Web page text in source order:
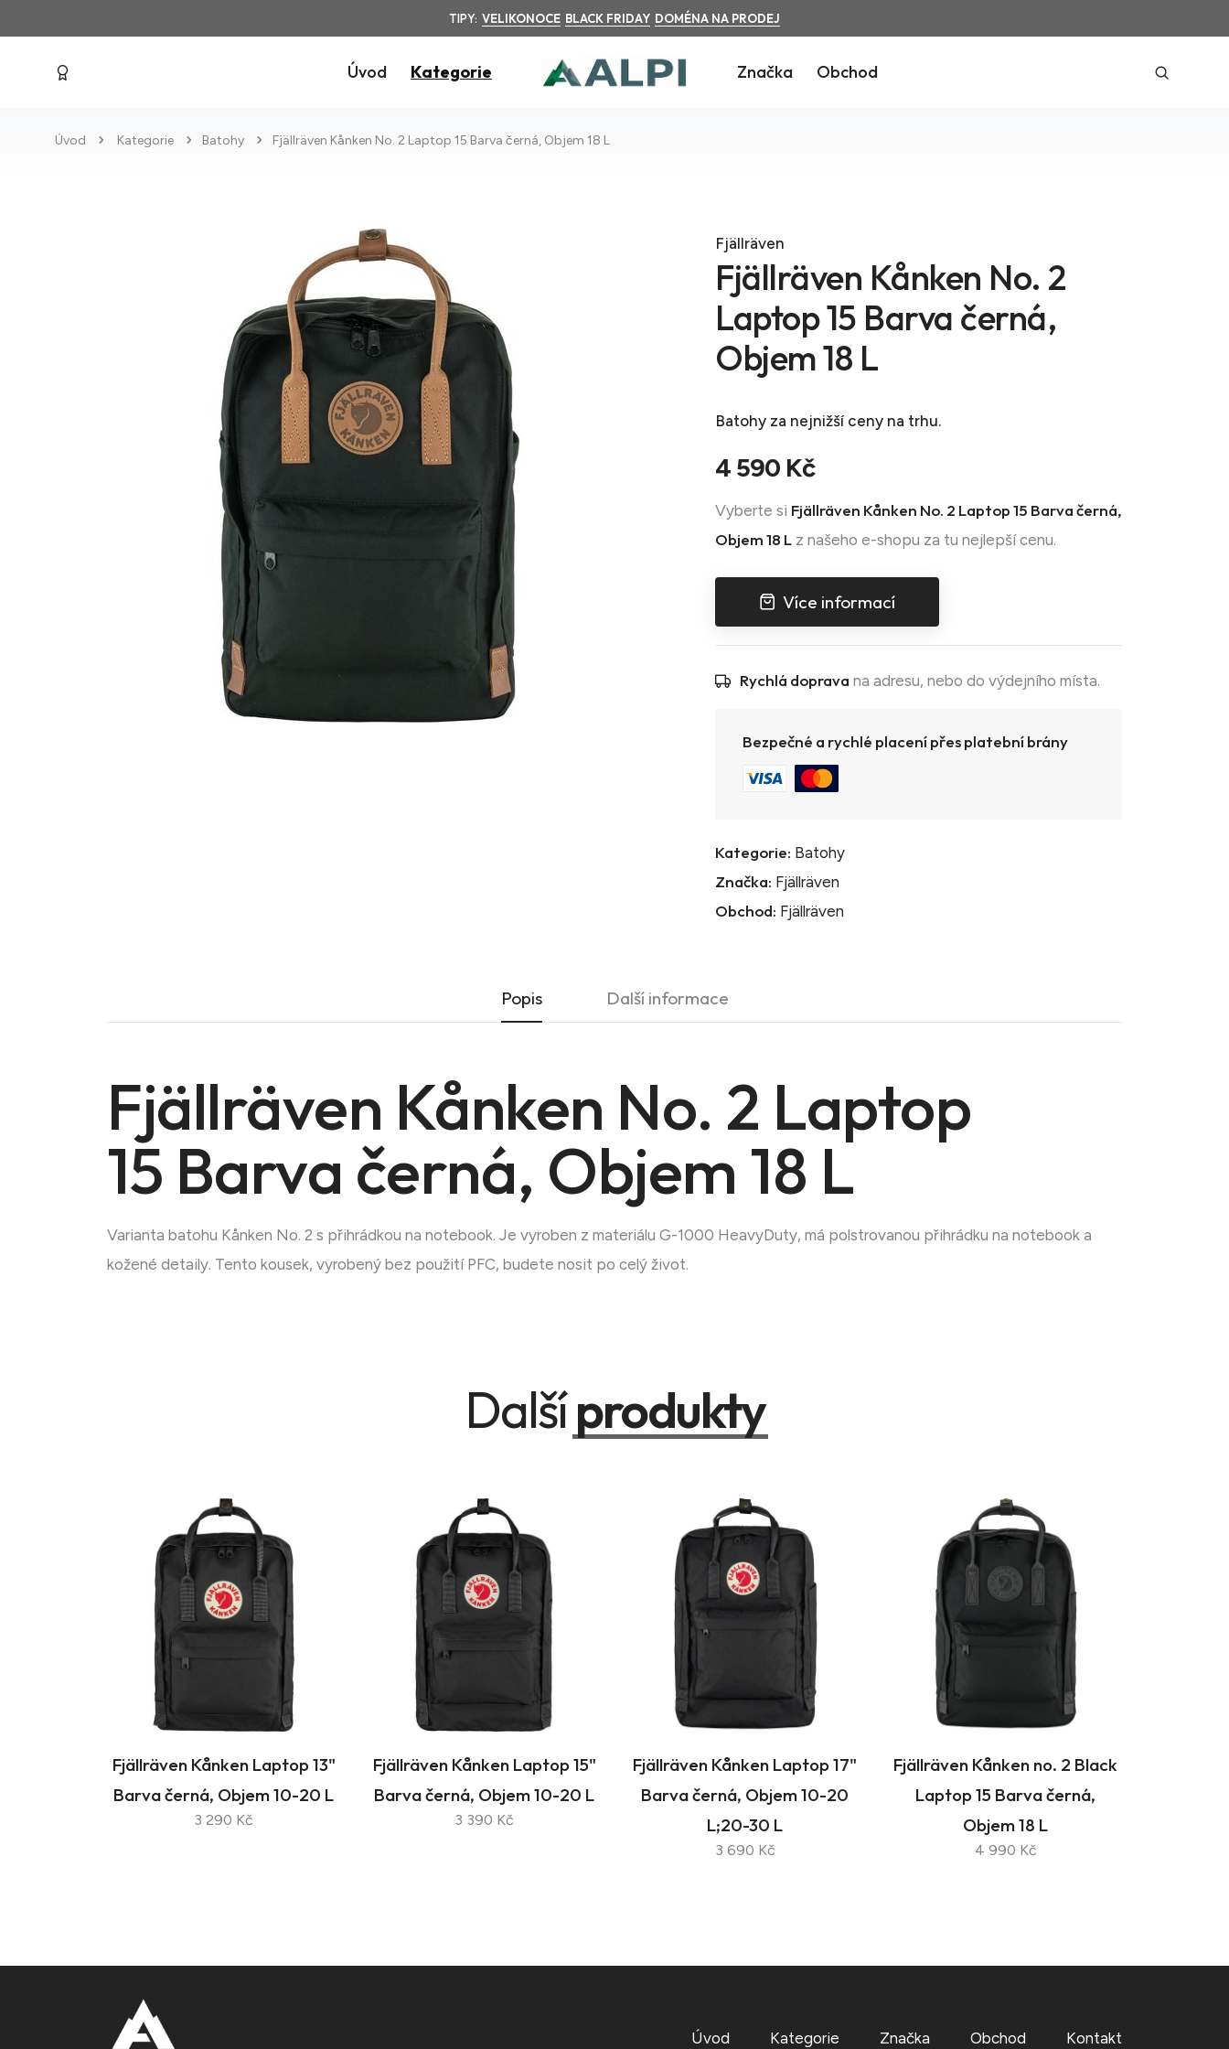
TIPY: VELIKONOCE BLACK FRIDAY DOMÉNA NA PRODEJ
Úvod Kategorie Značka Obchod
Úvod Kategorie Batohy Fjällräven Kånken No. 2 Laptop 15 Barva černá, Objem 18 L
Fjällräven
Fjällräven Kånken No. 2
Laptop 15 Barva černá,
Objem 18 L
Batohy za nejnižší ceny na trhu.
4 590 Kč
Vyberte si Fjällräven Kånken No. 2 Laptop 15 Barva černá,
Objem 18 L z našeho e-shopu za tu nejlepší cenu.
Více informací
Rychlá doprava na adresu, nebo do výdejního místa.
Bezpečné a rychlé placení přes platební brány
Kategorie: Batohy
Značka: Fjällräven
Obchod: Fjällräven
Popis Další informace
Fjällräven Kånken No. 2 Laptop
15 Barva černá, Objem 18 L
Varianta batohu Kånken No. 2 s přihrádkou na notebook. Je vyroben z materiálu G-1000 HeavyDuty, má polstrovanou přihrádku na notebook a
kožené detaily. Tento kousek, vyrobený bez použití PFC, budete nosit po celý život.
Dalšíprodukty
Fjällräven Kånken Laptop 13"
Barva černá, Objem 10-20 L
3 290 Kč
Fjällräven Kånken Laptop 15"
Barva černá, Objem 10-20 L
3 390 Kč
Fjällräven Kånken Laptop 17"
Barva černá, Objem 10-20
L;20-30 L
3 690 Kč
Fjällräven Kånken no. 2 Black
Laptop 15 Barva černá,
Objem 18 L
4 990 Kč
Úvod Kategorie Značka Obchod Kontakt